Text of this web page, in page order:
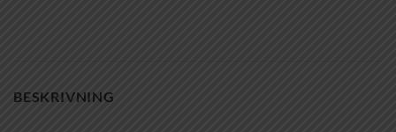
BESKRIVNING